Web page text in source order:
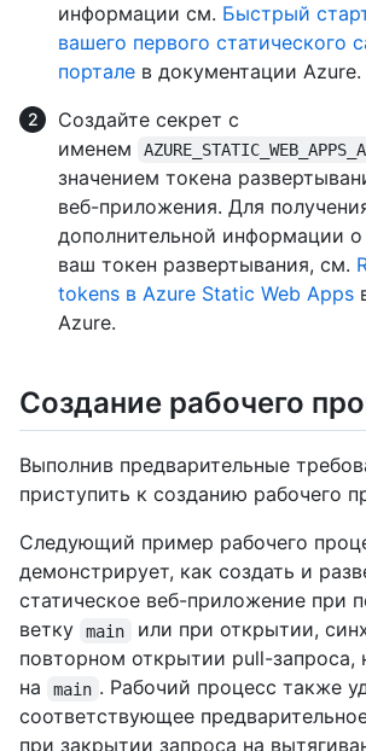
информации см. Быстрый
вашего первого статического
портале в документации Azure.
Создайте секрет с
именем
значением токена
веб-приложения. Для
дополнительной информации
ваш токен развертывания, см.
tokens в Azure Static Web Apps
Azure.
Создание рабочего
Выполнив предварительные
приступить к созданию рабочего
Следующий пример рабочего
демонстрирует, как создать и
статическое веб-приложение при
ветку
main
или при открытии,
повторном открытии pull-запроса,
на
main . Рабочий процесс также
соответствующее
при закрытии запроса на